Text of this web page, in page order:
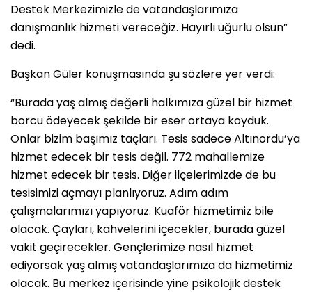
Destek Merkezimizle de vatandaşlarımıza
danışmanlık hizmeti vereceğiz. Hayırlı uğurlu olsun”
dedi.
Başkan Güler konuşmasında şu sözlere yer verdi:
“Burada yaş almış değerli halkımıza güzel bir hizmet
borcu ödeyecek şekilde bir eser ortaya koyduk.
Onlar bizim başımız taçları. Tesis sadece Altınordu’ya
hizmet edecek bir tesis değil. 772 mahallemize
hizmet edecek bir tesis. Diğer ilçelerimizde de bu
tesisimizi açmayı planlıyoruz. Adım adım
çalışmalarımızı yapıyoruz. Kuaför hizmetimiz bile
olacak. Çayları, kahvelerini içecekler, burada güzel
vakit geçirecekler. Gençlerimize nasıl hizmet
ediyorsak yaş almış vatandaşlarımıza da hizmetimiz
olacak. Bu merkez içerisinde yine psikolojik destek